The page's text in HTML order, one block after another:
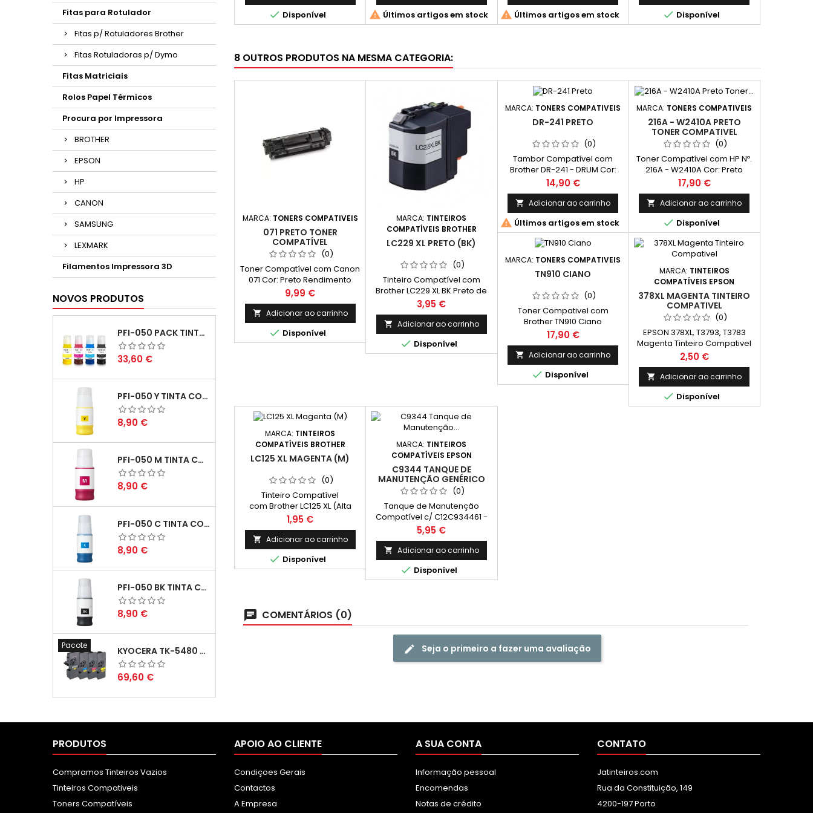
Fitas para Rotulador
Fitas p/ Rotuladores Brother
Fitas Rotuladoras p/ Dymo
Fitas Matriciais
Rolos Papel Térmicos
Procura por Impressora
BROTHER
EPSON
HP
CANON
SAMSUNG
LEXMARK
Filamentos Impressora 3D
NOVOS PRODUTOS
PFI-050 PACK TINTAS COMPATIVEIS
Preço
33,60 €
PFI-050 Y TINTA COMPATÍVEL AMARELO
Preço
8,90 €
PFI-050 M TINTA COMPATÍVEL MAGENTA
Preço
8,90 €
PFI-050 C TINTA COMPATÍVEL CIANO
Preço
8,90 €
PFI-050 BK TINTA COMPATÍVEL PRETA
Preço
8,90 €
Pacote KYOCERA TK-5480 PACK TONERS COMPATÍVEIS
Preço
69,60 €
 Disponível
CX 317dn; CX 417de; CX 517de.
 Últimos artigos em stock  Últimos artigos em stock
Páginas*
 Disponível
8 OUTROS PRODUTOS NA MESMA CATEGORIA:
MARCA: TONERS COMPATIVEIS
071 PRETO TONER
COMPATÍVEL
(0)
Toner Compatível com Canon
071 Cor: Preto Rendimento
Médio: 1.100 Páginas* *(Em
impressão contínua até 5% de
cobertura de uma Folha A4)
Preço
9,99 €
 Adicionar ao carrinho
 Disponível
MARCA: TINTEIROS
COMPATÍVEIS BROTHER
LC229 XL PRETO (BK)
(0)
Tinteiro Compatível com
Brother LC229 XL BK Preto de
Alta Capacidade
Preço
3,95 €
 Adicionar ao carrinho
 Disponível
MARCA: TONERS COMPATIVEIS
DR-241 PRETO
(0)
Tambor Compatível com
Brother DR-241 - DRUM Cor:
Preto Rendimento
Médio: 15,000 Páginas*
Preço
14,90 €
 Adicionar ao carrinho
 Últimos artigos em stock
MARCA: TONERS COMPATIVEIS
216A - W2410A PRETO
TONER COMPATIVEL
(0)
Toner Compatível com HP Nº.
216A - W2410A Cor: Preto
Rendimento Médio: 1,050
Páginas*
Preço
17,90 €
 Adicionar ao carrinho
 Disponível
MARCA: TONERS COMPATIVEIS
TN910 CIANO
(0)
Toner Compativel com
Brother TN910 Ciano
Capacidade 9.000k
Preço
17,90 €
 Adicionar ao carrinho
 Disponível
MARCA: TINTEIROS
COMPATÍVEIS EPSON
378XL MAGENTA TINTEIRO
COMPATIVEL
(0)
EPSON 378XL, T3793, T3783
Magenta Tinteiro Compativel
C13T37934010, C13T37834010
Capacidade: 830 Páginas
Preço
2,50 €
 Adicionar ao carrinho
 Disponível
MARCA: TINTEIROS
COMPATÍVEIS BROTHER
LC125 XL MAGENTA (M)
(0)
Tinteiro Compatível
com Brother LC125 XL (Alta
Capacidade) Cor: Magenta
Capacidade: 16,6 ml
Preço
1,95 €
 Adicionar ao carrinho
 Disponível
MARCA: TINTEIROS
COMPATÍVEIS EPSON
C9344 TANQUE DE
MANUTENÇÃO GENÉRICO
(0)
Tanque de Manutenção
Compatível c/ C12C934461 -
C9344
Preço
5,95 €
 Adicionar ao carrinho
 Disponível
COMENTÁRIOS (0)
Seja o primeiro a fazer uma avaliação
PRODUTOS
Compramos Tinteiros Vazios
Tinteiros Compativeis
Toners Compatíveis
APOIO AO CLIENTE
Condiçoes Gerais
Contactos
A Empresa
A SUA CONTA
Informação pessoal
Encomendas
Notas de crédito
CONTATO
Jatinteiros.com
Rua da Constituição, 149
4200-197 Porto